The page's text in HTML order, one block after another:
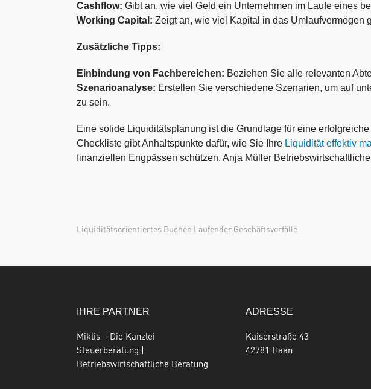
Cashflow: Gibt an, wie viel Geld ein Unternehmen im Laufe eines
Working Capital: Zeigt an, wie viel Kapital in das Umlaufvermögen
Zusätzliche Tipps:
Einbindung von Fachbereichen: Beziehen Sie alle relevanten
Szenarioanalyse: Erstellen Sie verschiedene Szenarien, um auf
zu sein.
Eine solide Liquiditätsplanung ist die Grundlage für eine
Checkliste gibt Anhaltspunkte dafür, wie Sie Ihre Liquidität effektiv
finanziellen Engpässen schützen. Anja Müller
Liquiditätsorientiertes Buchen Laufender Geschäftsvorfälle
IHRE PARTNER
Miklis – Die Kanzlei
Steuerberatung |
Betriebswirtschaftliche Beratung
ADRESSE
Kaiserstraße 43
42781 Haan